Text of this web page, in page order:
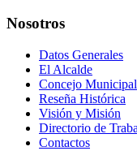
Nosotros
Datos Generales
El Alcalde
Concejo Municipal
Reseña Histórica
Visión y Misión
Directorio de
Contactos